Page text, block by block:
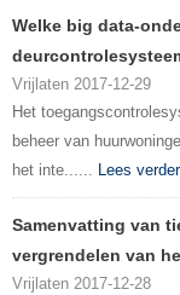
Welke big data-
Vrijlaten 2017-12-29
Het
beheer van
het inte...... Lees verder
Samenvatting van
vergrendelen van
Vrijlaten 2017-12-28